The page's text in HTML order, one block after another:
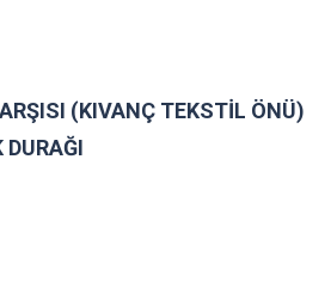
(KIVANÇ TEKSTİL ÖNÜ)